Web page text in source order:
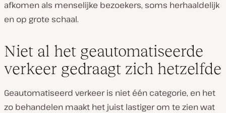
afkomen als menselijke bezoekers, soms herhaaldelijk
en op grote schaal.
Niet al het geautomatiseerde
verkeer gedraagt zich hetzelfde
Geautomatiseerd verkeer is niet één categorie, en het
zo behandelen maakt het juist lastiger om te zien wat